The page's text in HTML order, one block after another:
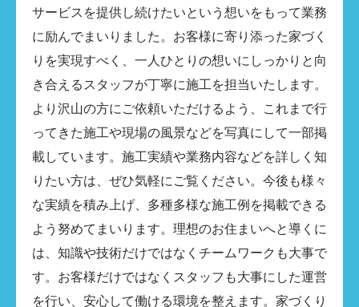
サービスを提供し続けたいという想いをもって業務
に励んでまいりました。お客様に寄り添った家づく
りを実現すべく、一人ひとりの想いにしっかりと向
き合えるスタッフが丁寧に施工を担当いたします。
より沢山の方にご依頼いただけるよう、これまで行
ってきた施工や現場の風景などを写真にして一部掲
載しています。施工実績や業務内容などを詳しく知
りたい方は、ぜひ気軽にご覧ください。今後も様々
な実績を積み上げ、多種多様な施工例を掲載できる
よう努めてまいります。理想のお住まいへと導くに
は、知識や技術だけではなくチームワークも大事で
す。お客様だけではなくスタッフも大事にした運営
を行い、安心して働ける環境を整えます。家づくり